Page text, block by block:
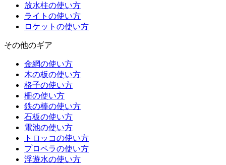
放水柱の使い方
ライトの使い方
ロケットの使い方
その他のギア
金網の使い方
木の板の使い方
格子の使い方
柵の使い方
鉄の棒の使い方
石板の使い方
電池の使い方
トロッコの使い方
プロペラの使い方
浮遊水の使い方